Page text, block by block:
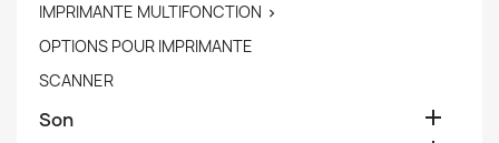
IMPRIMANTE MULTIFONCTION 
OPTIONS POUR IMPRIMANTE
SCANNER
Son 